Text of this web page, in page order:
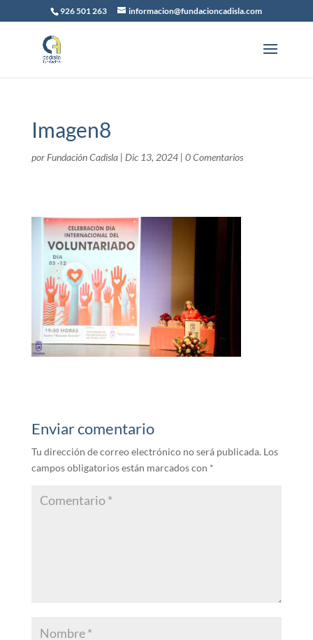
926 501 263 informacion@fundacioncadisla.com
Imagen8
por Fundación Cadisla| Dic 13, 2024| 0 Comentarios
Enviar comentario
Tu dirección de correo electrónico no será publicada. Los
campos obligatorios están marcados con *